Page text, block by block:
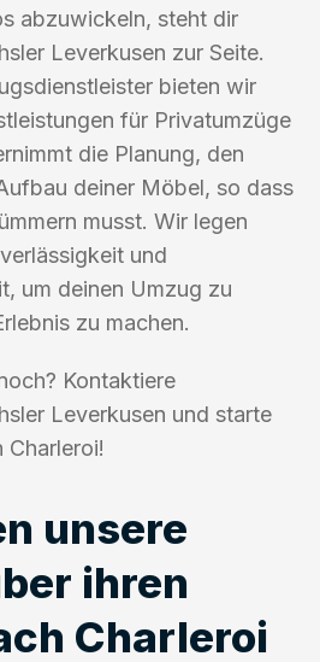
abzuwickeln, steht dir
Leverkusen zur Seite.
bieten wir
für Privatumzüge
die Planung, den
deiner Möbel, so dass
musst. Wir legen
und
um deinen Umzug zu
zu machen.
Kontaktiere
Leverkusen und starte
Charleroi!
unsere
ihren
Charleroi